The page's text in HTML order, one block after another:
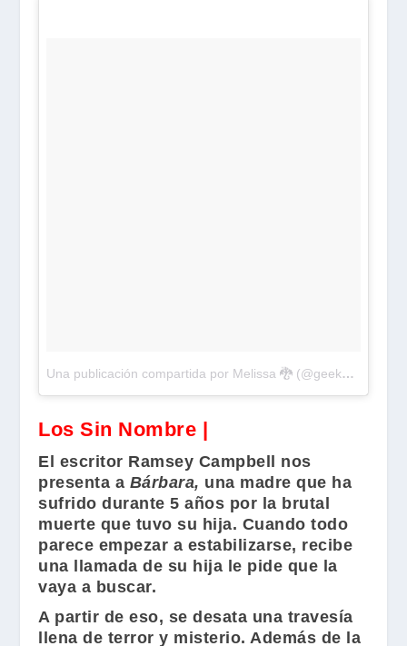
Una publicación compartida por Melissa 🐉 (@geeky_book_dragon)
Los Sin Nombre |
El escritor Ramsey Campbell
nos
presenta a Bárbara, una madre que ha
sufrido durante 5 años por la brutal
muerte que tuvo su hija. Cuando todo
parece empezar a estabilizarse, recibe
una llamada de su hija le pide que la
vaya a buscar.
A partir de eso, se desata una travesía
llena de terror y misterio. Además de la